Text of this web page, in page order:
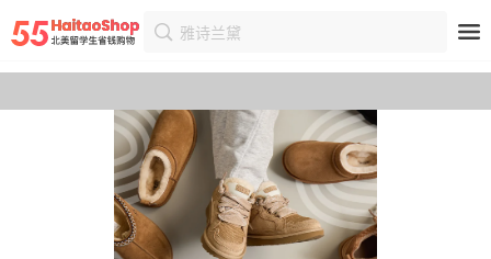
雅诗兰黛
首页 优惠 优惠详情